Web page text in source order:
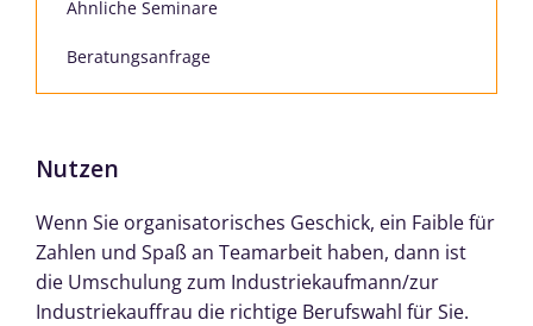
Ähnliche Seminare
Beratungsanfrage
Nutzen
Wenn Sie organisatorisches Geschick, ein Faible für
Zahlen und Spaß an Teamarbeit haben, dann ist
die Umschulung zum Industriekaufmann/zur
Industriekauffrau die richtige Berufswahl für Sie.